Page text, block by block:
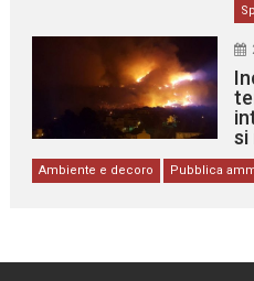
si
Ambiente e decoro Pubblica